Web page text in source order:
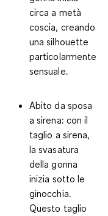
circa a metà
coscia, creando
una silhouette
particolarmente
sensuale.
Abito da sposa
a sirena: con il
taglio a sirena,
la svasatura
della gonna
inizia sotto le
ginocchia.
Questo taglio